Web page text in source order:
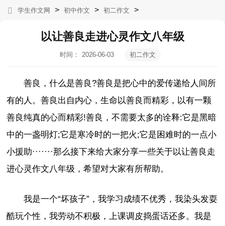
学生作文网 > 初中作文 > 初二作文 >
以让善良走进心灵作文八年级
时间：
2026-06-03
初二作文
善良，什么是善良?善良是把心中的爱传递给人间所
有的人。善良出自内心，生命以善良而精彩，以有一颗
善良纯真的心而精彩!善良，不需要太多的诠释:它是黑暗
中的一盏明灯;它是寒冷时的一把火;它是困难时的一点小
小援助·······那么接下来给大家分享一些关于以让善良走
进心灵作文八年级，希望对大家有所帮助。
我是一个“坏孩子”，我学习成绩不优秀，我染头发耍
酷玩个性，我劳动不积极，上课调皮捣蛋话还多。我是